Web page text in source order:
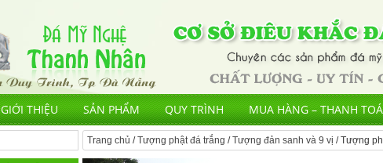
GIỚI THIỆU SẢN PHẨM QUY TRÌNH MUA HÀNG – THANH
Trang chủ /Tượng phật đá trắng /Tượng đản sanh và 9 vị / Tượng